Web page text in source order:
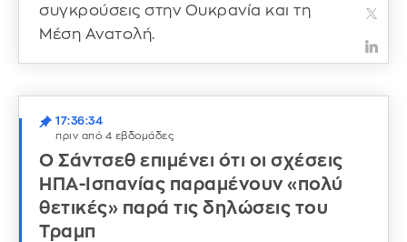
συγκρούσεις στην Ουκρανία και τη
Μέση Ανατολή.
17:36:34
πριν από 4 εβδομάδες
Ο Σάντσεθ επιμένει ότι οι σχέσεις
ΗΠΑ-Ισπανίας παραμένουν «πολύ
θετικές» παρά τις δηλώσεις του
Τραμπ